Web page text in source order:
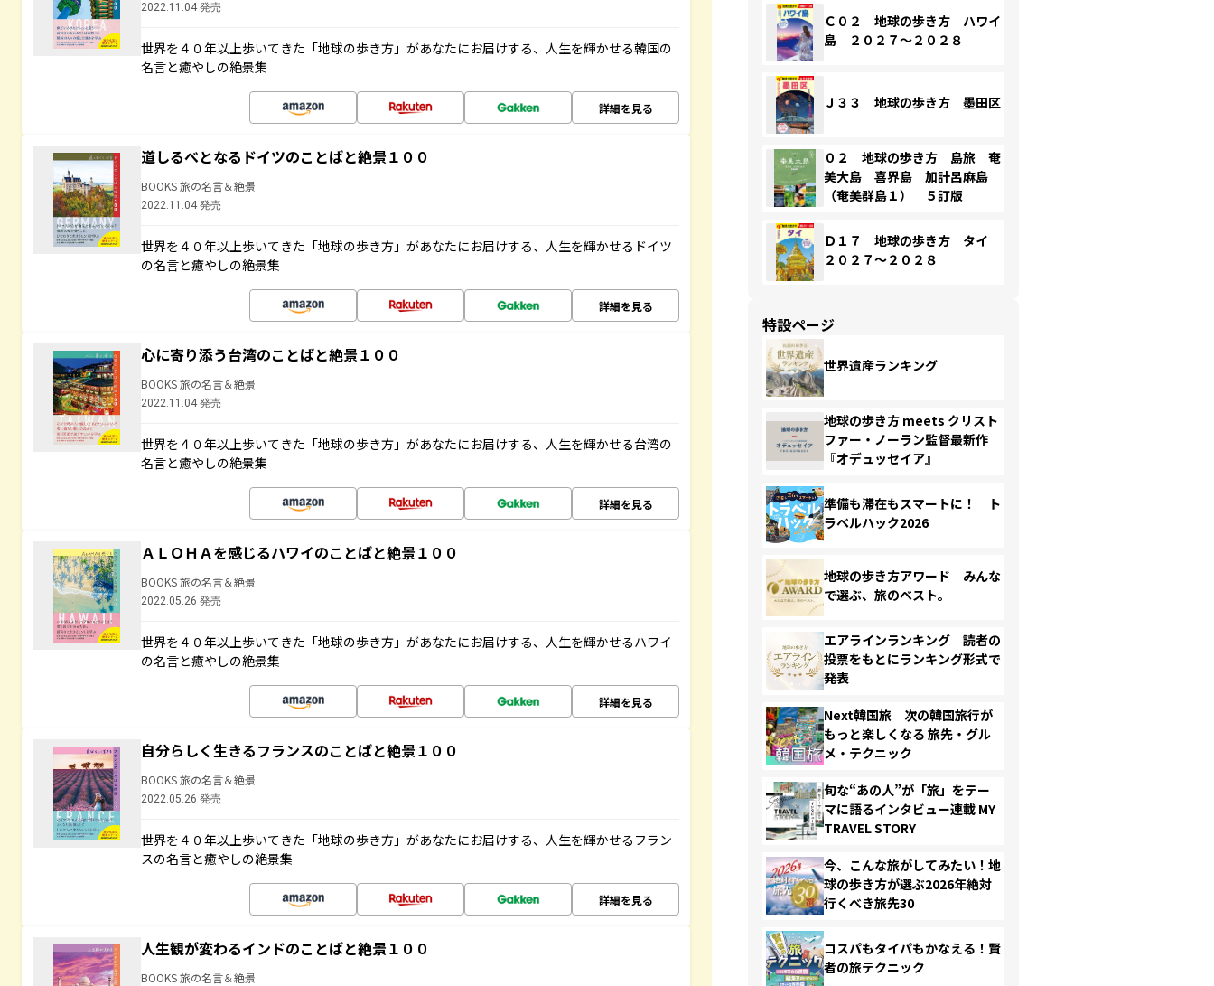
2022.11.04 発売
世界を４０年以上歩いてきた「地球の歩き方」があなたにお届けする、人生を輝かせる韓国の
名言と癒やしの絶景集
詳細を見る
道しるべとなるドイツのことばと絶景１００
BOOKS 旅の名言＆絶景
2022.11.04 発売
世界を４０年以上歩いてきた「地球の歩き方」があなたにお届けする、人生を輝かせるドイツ
の名言と癒やしの絶景集
詳細を見る
心に寄り添う台湾のことばと絶景１００
BOOKS 旅の名言＆絶景
2022.11.04 発売
世界を４０年以上歩いてきた「地球の歩き方」があなたにお届けする、人生を輝かせる台湾の
名言と癒やしの絶景集
詳細を見る
ＡＬＯＨＡを感じるハワイのことばと絶景１００
BOOKS 旅の名言＆絶景
2022.05.26 発売
世界を４０年以上歩いてきた「地球の歩き方」があなたにお届けする、人生を輝かせるハワイ
の名言と癒やしの絶景集
詳細を見る
自分らしく生きるフランスのことばと絶景１００
BOOKS 旅の名言＆絶景
2022.05.26 発売
世界を４０年以上歩いてきた「地球の歩き方」があなたにお届けする、人生を輝かせるフラン
スの名言と癒やしの絶景集
詳細を見る
人生観が変わるインドのことばと絶景１００
BOOKS 旅の名言＆絶景
Ｃ０２ 地球の歩き方 ハワイ
島 ２０２７～２０２８
Ｊ３３ 地球の歩き方 墨田区
０２ 地球の歩き方 島旅 奄
美大島 喜界島 加計呂麻島
（奄美群島１） ５訂版
Ｄ１７ 地球の歩き方 タイ
２０２７～２０２８
特設ページ
世界遺産ランキング
地球の歩き方 meets クリスト
ファー・ノーラン監督最新作
『オデュッセイア』
準備も滞在もスマートに！ ト
ラベルハック2026
地球の歩き方アワード みんな
で選ぶ、旅のベスト。
エアラインランキング 読者の
投票をもとにランキング形式で
発表
Next韓国旅 次の韓国旅行が
もっと楽しくなる 旅先・グル
メ・テクニック
旬な“あの人”が「旅」をテー
マに語るインタビュー連載 MY
TRAVEL STORY
今、こんな旅がしてみたい！地
球の歩き方が選ぶ2026年絶対
行くべき旅先30
コスパもタイパもかなえる！賢
者の旅テクニック